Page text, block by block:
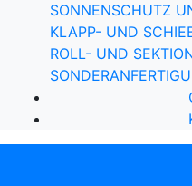
SONNENSCHUTZ
KLAPP- UND
ROLL- UND